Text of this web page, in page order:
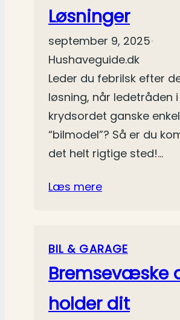
Løsninger
september 9, 2025•
Hushaveguide.dk
Leder du febrilsk efter
løsning, når ledetråden i
krydsordet ganske
“bilmodel”? Så er du
det helt rigtige sted!…
Læs mere
BIL & GARAGE
Bremsevæske
holder dit